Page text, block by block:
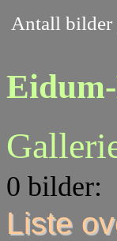
Antall bilder
0 bilder:
Liste